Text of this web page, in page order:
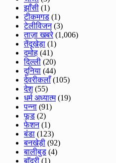
झाँसी (1)
टीकमगड (1)
टेलीविजन(3)
ताज़ा खबरे(1,006)
तेंदूखेड़ा (1)
दमोह (41)
दिल्ली (20)
दुनिया (44)
देवरीकलाँ(105)
देश(55)
धर्म अध्यात्म(19)
पन्ना (91)
फूड (2)
फेशन(1)
बंडा (123)
बनखेड़ी (92)
बालीबुड (4)
बाॅदरी (1)